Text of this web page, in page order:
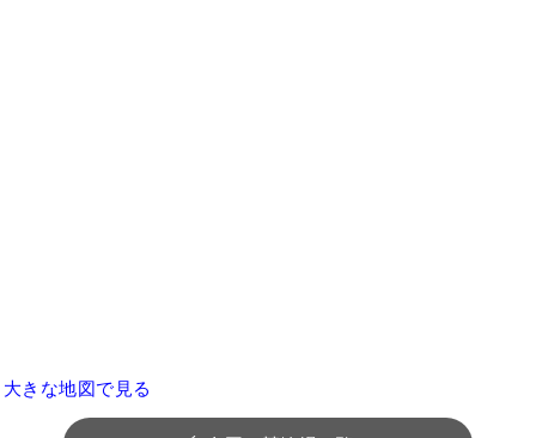
大きな地図で見る